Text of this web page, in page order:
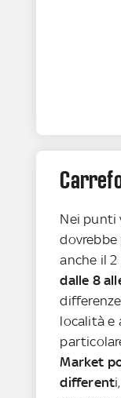
Nei punti
dovrebbe
anche il
dalle 8
località e
Market
different